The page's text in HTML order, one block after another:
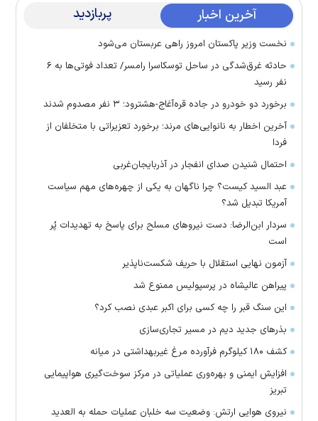
آخرین اخبار پربازدید
نخست وزیر پاکستان امروز راهی عربستان می‌شود
حادثه غرق‌شدگی در ساحل توسکاسرا رامسر/ تعداد فوتی‌ها به ۶
نفر رسید
برخورد دو خودرو در جاده قره‌آغاج-هشترود؛ ۳ نفر مصدوم شدند
آخرین اخطار به نانوایی‌های مرند؛ برخورد تعزیراتی با متخلفان از
فردا
احتمال شنیدن صدای انفجار در آذربایجان‌غربی
عبد السید کیست؟ چرا ناگهان به یکی از چهره‌های مهم سیاست
آمریکا تبدیل شد؟
سردار ابن‌الرضا: دست نیرو‌های مسلح برای پاسخ به تهدیدات پُر
است
آزمون نهایی استقلال با حریف شکست‌ناپذیر
پیراهن عالیشاه در پرسپولیس ممنوع شد
این سنگ قبر را چه کسی برای اکبر عبدی نصب کرد؟
بذرهای جدید دیم در مسیر تجاری‌سازی
کشف ۱۸۰ کیلوگرم فرآورده‌ مرغ غیربهداشتی در میانه
افزایش ایمنی و بهره‌وری عملیاتی در مرکز سوخت‌گیری هواپیمایی
تبریز
نیروی هوایی ارتش: وضعیت سه خلبان عملیات حمله به العدید